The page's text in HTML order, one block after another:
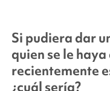
Si pudiera dar
quien se le
recientemente
¿cuál sería?